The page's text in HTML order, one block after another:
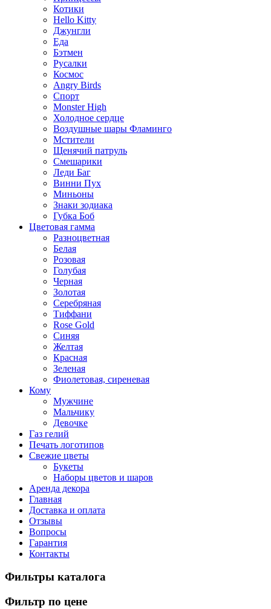
Котики
Hello Kitty
Джунгли
Еда
Бэтмен
Русалки
Космос
Angry Birds
Спорт
Monster High
Холодное сердце
Воздушные шары Фламинго
Мстители
Щенячий патруль
Смешарики
Леди Баг
Винни Пух
Миньоны
Знаки зодиака
Губка Боб
Цветовая гамма
Разноцветная
Белая
Розовая
Голубая
Черная
Золотая
Серебряная
Тиффани
Rose Gold
Синяя
Желтая
Красная
Зеленая
Фиолетовая, сиреневая
Кому
Мужчине
Мальчику
Девочке
Газ гелий
Печать логотипов
Свежие цветы
Букеты
Наборы цветов и шаров
Аренда декора
Главная
Доставка и оплата
Отзывы
Вопросы
Гарантия
Контакты
Фильтры каталога
Фильтр по цене